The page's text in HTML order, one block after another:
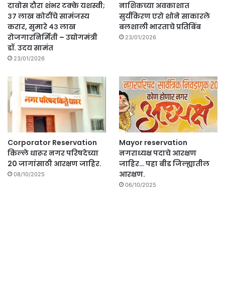
दावोस दौरा शंभर टक्के यशस्वी;
३७ लाख कोटींचे सामंजस्य
करार, सुमारे ४३ लाख
रोजगारनिर्मिती – उद्योगमंत्री
डॉ. उदय सामंत
23/01/2026
नाशिकच्या अवकाशात
सुर्यकिरण एरो शोने साकारले
बलशाली भारताचे प्रतिबिंब
23/01/2026
Corporator Reservation
किल्ले धारूर नगर परिषदेच्या
20 जागांसाठी आरक्षण जाहिर.
08/10/2025
Mayor reservation
नगराध्यक्ष पदाचे आरक्षण
जाहिर… पहा बीड जिल्ह्यातील
आरक्षण.
06/10/2025